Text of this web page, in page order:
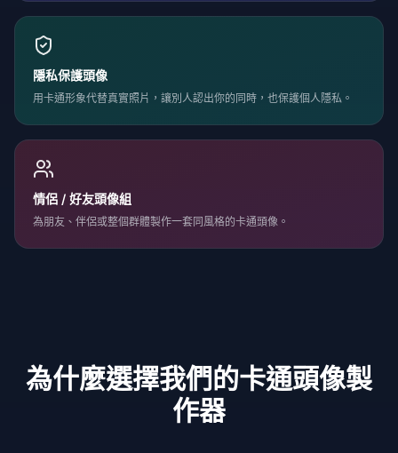
隱私保護頭像
用卡通形象代替真實照片，讓別人認出你的同時，也保護個人隱私。
情侶 / 好友頭像組
為朋友、伴侶或整個群體製作一套同風格的卡通頭像。
為什麼選擇我們的卡通頭像製
作器